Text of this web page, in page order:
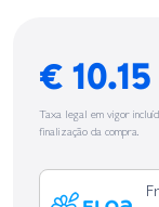
€ 10.15
Taxa legal em vigor
finalização da compra.